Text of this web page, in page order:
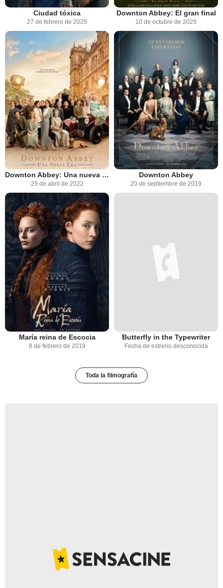
Ciudad tóxica
27 de febrero de 2025
Downton Abbey: El gran final
10 de octubre de 2025
Downton Abbey: Una nueva era
29 de abril de 2022
Downton Abbey
20 de septiembre de 2019
María reina de Escocia
8 de febrero de 2019
Butterfly in the Typewriter
Fecha de estreno desconocida
Toda la filmografía